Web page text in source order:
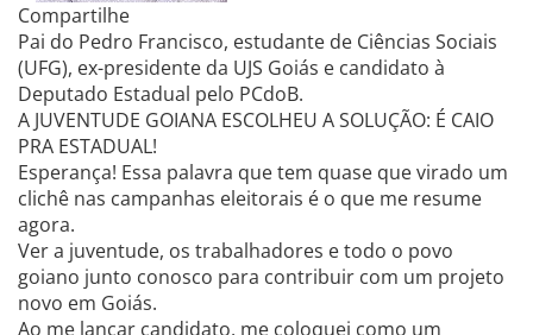
Compartilhe
Pai do Pedro Francisco, estudante de Ciências Sociais
(UFG), ex-presidente da UJS Goiás e candidato à
Deputado Estadual pelo PCdoB.
A JUVENTUDE GOIANA ESCOLHEU A SOLUÇÃO: É CAIO
PRA ESTADUAL!
Esperança! Essa palavra que tem quase que virado um
clichê nas campanhas eleitorais é o que me resume
agora.
Ver a juventude, os trabalhadores e todo o povo
goiano junto conosco para contribuir com um projeto
novo em Goiás.
Ao me lançar candidato, me coloquei como um